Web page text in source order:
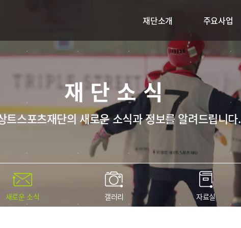
재단소개 주요사업
재단소식
트스포츠재단의 새로운 소식과 정보를 알려드립니다.
새로운 소식 갤러리 자료실